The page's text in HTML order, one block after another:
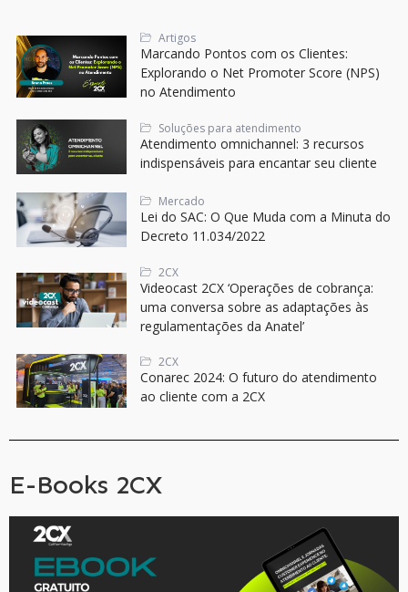
Artigos
Marcando Pontos com os Clientes:
Explorando o Net Promoter Score (NPS)
no Atendimento
Soluções para atendimento
Atendimento omnichannel: 3 recursos
indispensáveis para encantar seu cliente
Mercado
Lei do SAC: O Que Muda com a Minuta do
Decreto 11.034/2022
2CX
Videocast 2CX ‘Operações de cobrança:
uma conversa sobre as adaptações às
regulamentações da Anatel’
2CX
Conarec 2024: O futuro do atendimento
ao cliente com a 2CX
E-Books 2CX